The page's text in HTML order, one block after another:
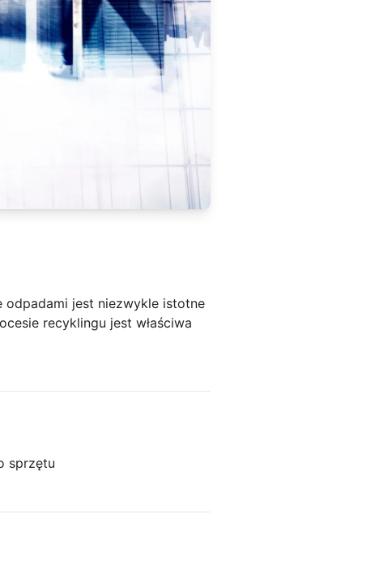
odpadami jest niezwykle istotne
recyklingu jest właściwa
sprzętu